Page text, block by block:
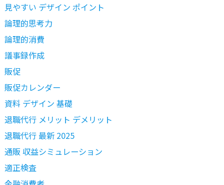
見やすい デザイン ポイント
論理的思考力
論理的消費
議事録作成
販促
販促カレンダー
資料 デザイン 基礎
退職代行 メリット デメリット
退職代行 最新 2025
通販 収益シミュレーション
適正検査